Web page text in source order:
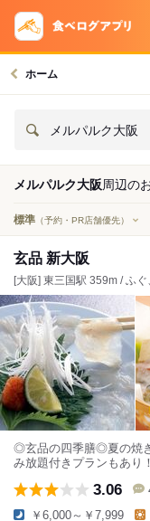
ホーム
メルパルク大阪
メルパルク大阪周辺の
標準 （予約・PR店舗優先）
玄品 新大阪
[大阪] 東三国駅 359m / ふ
◎玄品の四季膳◎夏の焼
み放題付きプランもあり！
3.06
￥6,000～￥7,999